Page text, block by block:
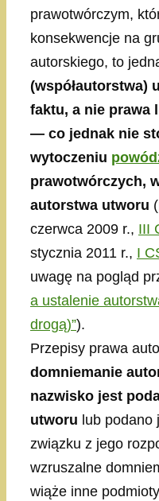
prawotwórczym,
konsekwencje na
autorskiego, to
(współautorstwa)
faktu, a nie prawa
— co jednak nie
wytoczeniu
prawotwórczych,
autorstwa utworu
czerwca 2009 r., III
stycznia 2011 r., I
uwagę na pogląd
a ustalenie
drogą)”).
Przepisy prawa
domniemanie
nazwisko jest
utworu lub
związku z jego
wzruszalne
wiąże inne